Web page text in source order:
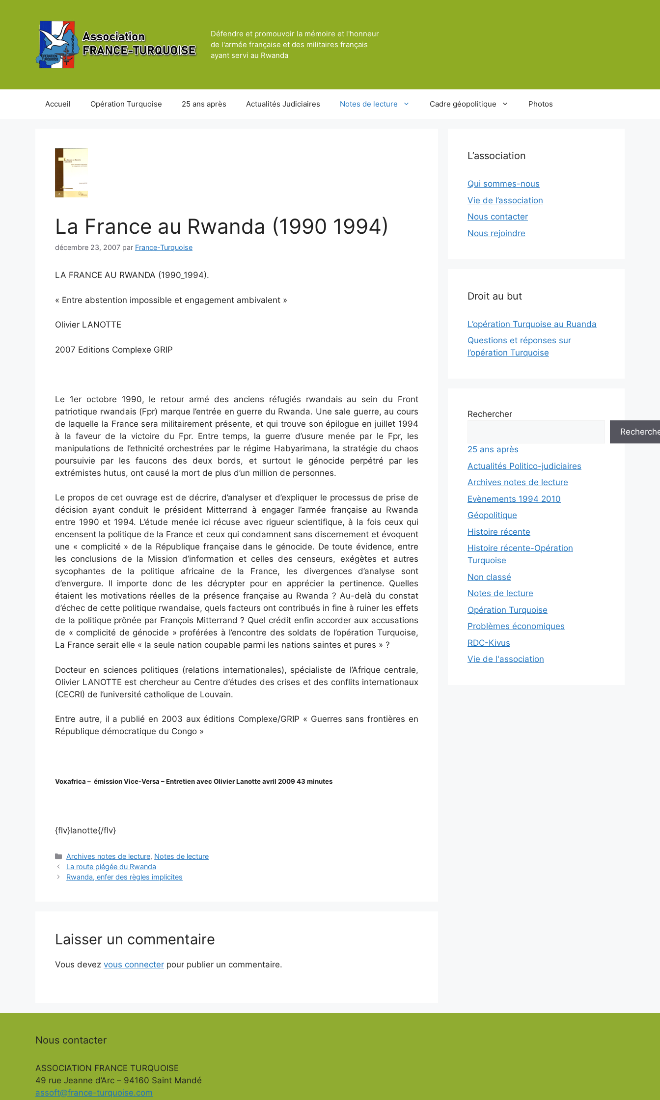
Défendre et promouvoir la mémoire et l'honneur
de l'armée française et des militaires français
ayant servi au Rwanda
Accueil Opération Turquoise 25 ans après Actualités Judiciaires Notes de lecture Cadre géopolitique Photos
La France au Rwanda (1990 1994)
décembre 23, 2007 par France-Turquoise
LA FRANCE AU RWANDA (1990_1994).
« Entre abstention impossible et engagement ambivalent »
Olivier LANOTTE
2007 Editions Complexe GRIP
Le 1er octobre 1990, le retour armé des anciens réfugiés rwandais au sein du Front
patriotique rwandais (Fpr) marque l’entrée en guerre du Rwanda. Une sale guerre, au cours
de laquelle la France sera militairement présente, et qui trouve son épilogue en juillet 1994
à la faveur de la victoire du Fpr. Entre temps, la guerre d’usure menée par le Fpr, les
manipulations de l’ethnicité orchestrées par le régime Habyarimana, la stratégie du chaos
poursuivie par les faucons des deux bords, et surtout le génocide perpétré par les
extrémistes hutus, ont causé la mort de plus d’un million de personnes.
Le propos de cet ouvrage est de décrire, d’analyser et d’expliquer le processus de prise de
décision ayant conduit le président Mitterrand à engager l’armée française au Rwanda
entre 1990 et 1994. L’étude menée ici récuse avec rigueur scientifique, à la fois ceux qui
encensent la politique de la France et ceux qui condamnent sans discernement et évoquent
une « complicité » de la République française dans le génocide. De toute évidence, entre
les conclusions de la Mission d’information et celles des censeurs, exégètes et autres
sycophantes de la politique africaine de la France, les divergences d’analyse sont
d’envergure. Il importe donc de les décrypter pour en apprécier la pertinence. Quelles
étaient les motivations réelles de la présence française au Rwanda ? Au-delà du constat
d’échec de cette politique rwandaise, quels facteurs ont contribués in fine à ruiner les effets
de la politique prônée par François Mitterrand ? Quel crédit enfin accorder aux accusations
de « complicité de génocide » proférées à l’encontre des soldats de l’opération Turquoise,
La France serait elle « la seule nation coupable parmi les nations saintes et pures » ?
Docteur en sciences politiques (relations internationales), spécialiste de l’Afrique centrale,
Olivier LANOTTE est chercheur au Centre d’études des crises et des conflits internationaux
(CECRI) de l’université catholique de Louvain.
Entre autre, il a publié en 2003 aux éditions Complexe/GRIP « Guerres sans frontières en
République démocratique du Congo »
Voxafrica – émission Vice-Versa – Entretien avec Olivier Lanotte avril 2009 43 minutes
{flv}lanotte{/flv}
Catégories
Archives notes de lecture, Notes de lecture
La route piégée du Rwanda
Rwanda, enfer des règles implicites
Laisser un commentaire
Vous devez vous connecter pour publier un commentaire.
L’association
Qui sommes-nous
Vie de l’association
Nous contacter
Nous rejoindre
Droit au but
L’opération Turquoise au Ruanda
Questions et réponses sur
l’opération Turquoise
Rechercher
25 ans après
Actualités Politico-judiciaires
Archives notes de lecture
Evènements 1994 2010
Géopolitique
Histoire récente
Histoire récente-Opération
Turquoise
Non classé
Notes de lecture
Opération Turquoise
Problèmes économiques
RDC-Kivus
Vie de l'association
Nous contacter
ASSOCIATION FRANCE TURQUOISE
49 rue Jeanne d’Arc – 94160 Saint Mandé
assoft@france-turquoise.com